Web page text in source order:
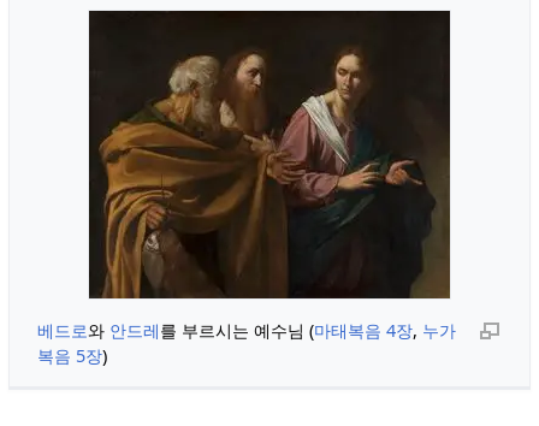
베드로와 안드레를 부르시는 예수님 (마태복음 4장, 누가
복음 5장)